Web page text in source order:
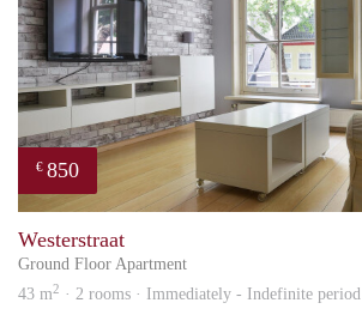
€ 850
Westerstraat
Ground Floor Apartment
43 m2 · 2 rooms · Immediately - Indefinite period